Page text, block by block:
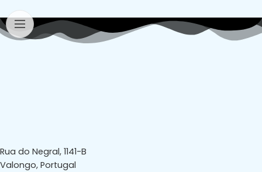
Rua do Negral, 1141-B
Valongo, Portugal